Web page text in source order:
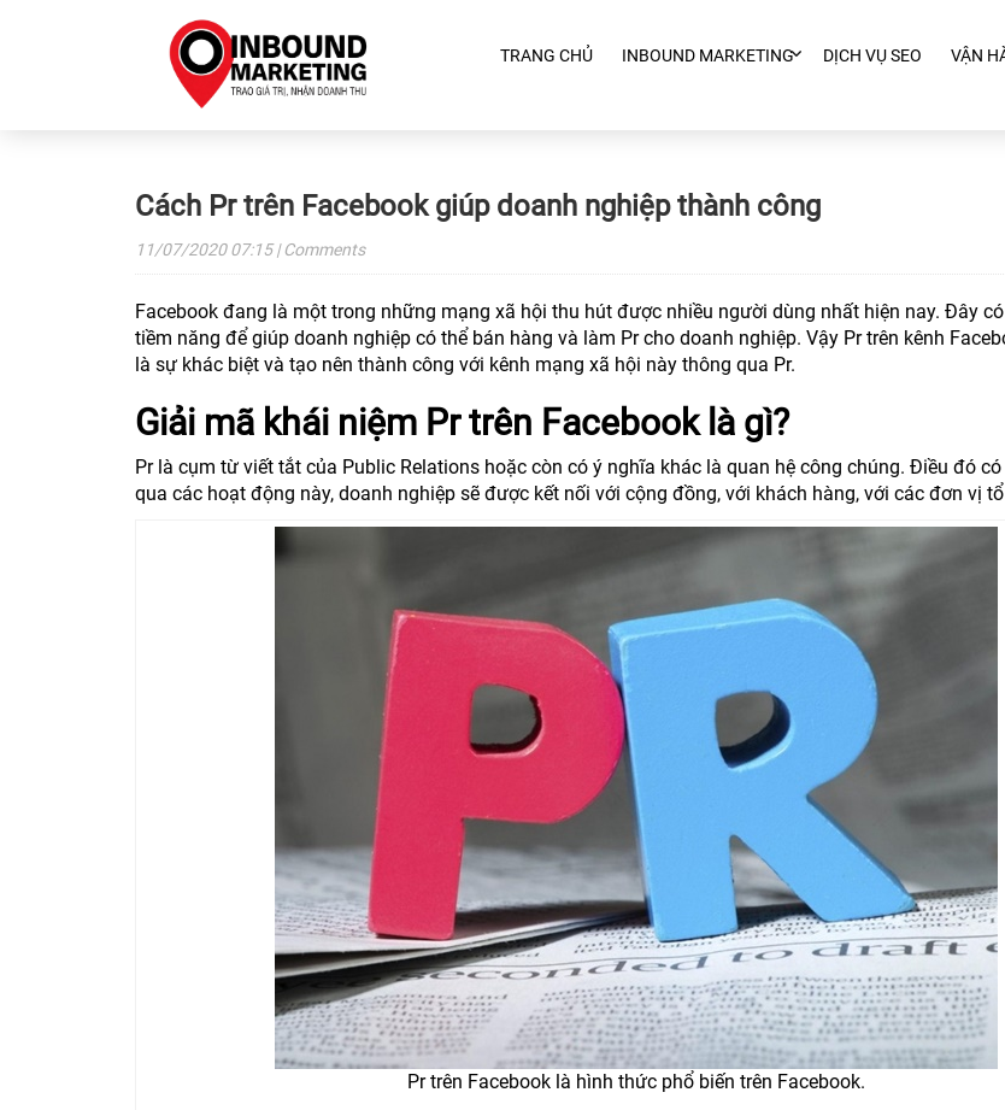
TRANG CHỦ INBOUND MARKETING DỊCH VỤ SEO VẬN
Cách Pr trên Facebook giúp doanh nghiệp thành công
11/07/202007:15| Comments
Facebook đang là một trong những mạng xã hội thu hút được nhiều người dùng nhất hiện nay. Đây
tiềm năng để giúp doanh nghiệp có thể bán hàng và làm Pr cho doanh nghiệp. Vậy Pr trên kênh
là sự khác biệt và tạo nên thành công với kênh mạng xã hội này thông qua Pr.
Giải mã khái niệm Pr trên Facebook là gì?
Pr là cụm từ viết tắt của Public Relations hoặc còn có ý nghĩa khác là quan hệ công chúng. Điều đó
qua các hoạt động này, doanh nghiệp sẽ được kết nối với cộng đồng, với khách hàng, với các đơn vị
Pr trên Facebook là hình thức phổ biến trên Facebook.